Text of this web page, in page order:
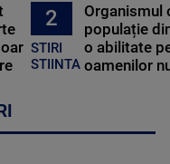
2
STIRI
STIINTA
Organismul
populație
o abilitate
oamenilor